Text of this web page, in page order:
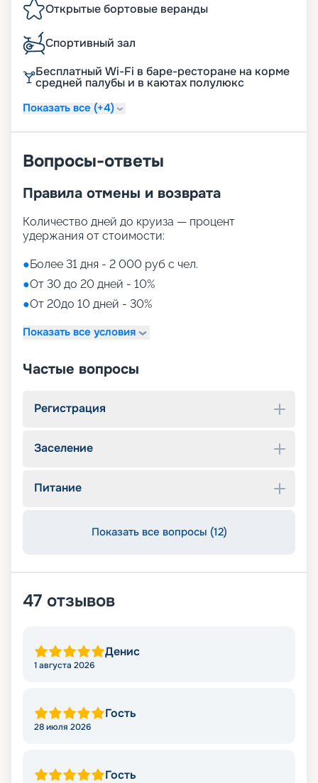
Открытые бортовые веранды
Спортивный зал
Бесплатный Wi-Fi в баре-ресторане на корме
средней палубы и в каютах полулюкс
Показать все (+4)
Вопросы-ответы
Правила отмены и возврата
Количество дней до круиза — процент
удержания от стоимости:
●Более 31 дня - 2 000 руб с чел.
●От 30 до 20 дней - 10%
●От 20до 10 дней - 30%
Показать все условия
Частые вопросы
Регистрация
Заселение
Питание
Показать все вопросы (12)
47 отзывов
Денис
1 августа 2026
Гость
28 июля 2026
Гость